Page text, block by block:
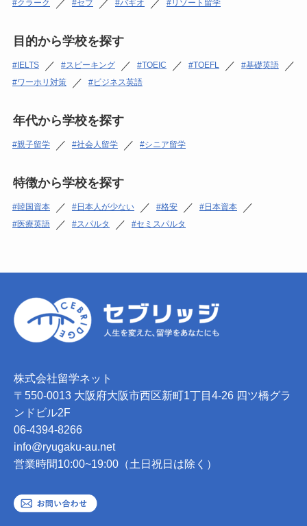
クラーク ／ セブ ／ バギオ ／ リゾート留学
目的から学校を探す
IELTS ／ スピーキング ／ TOEIC ／ TOEFL ／ 基礎英語 ／
ワーホリ対策 ／ ビジネス英語
年代から学校を探す
親子留学 ／ 社会人留学 ／ シニア留学
特徴から学校を探す
韓国資本 ／ 日本人が少ない ／ 格安 ／ 日本資本 ／
医療英語 ／ スパルタ ／ セミスパルタ
株式会社留学ネット
〒550-0013 大阪府大阪市西区新町1丁目4-26 四ツ橋グラ
ンドビル2F
06-4394-8266
info@ryugaku-au.net
営業時間10:00~19:00（土日祝日は除く）